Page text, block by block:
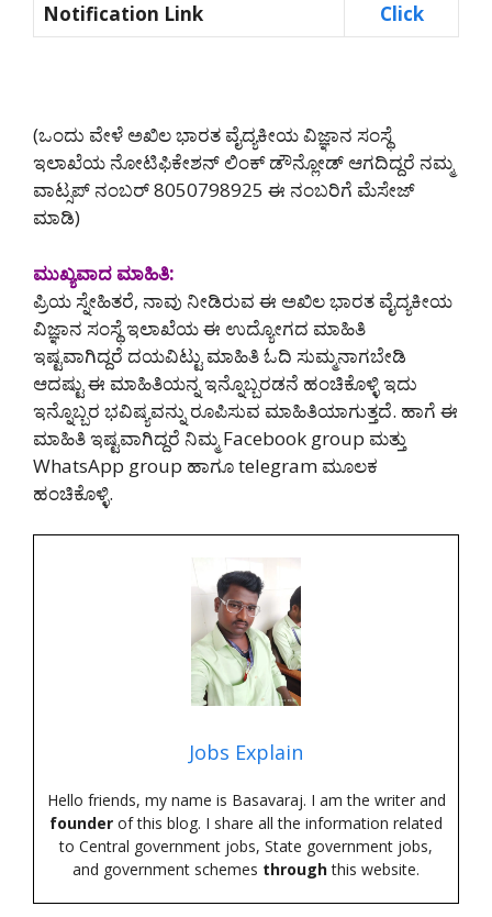
Notification Link
Click
(ಒಂದು ವೇಳೆ ಅಖಿಲ ಭಾರತ ವೈದ್ಯಕೀಯ ವಿಜ್ಞಾನ ಸಂಸ್ಥೆ
ಇಲಾಖೆಯ ನೋಟಿಫಿಕೇಶನ್ ಲಿಂಕ್ ಡೌನ್ಲೋಡ್ ಆಗದಿದ್ದರೆ ನಮ್ಮ
ವಾಟ್ಸಪ್ ನಂಬರ್ 8050798925‌ ಈ ನಂಬರಿಗೆ ಮೆಸೇಜ್
ಮಾಡಿ)
ಮುಖ್ಯವಾದ ಮಾಹಿತಿ:
ಪ್ರಿಯ ಸ್ನೇಹಿತರೆ, ನಾವು ನೀಡಿರುವ ಈ ಅಖಿಲ ಭಾರತ ವೈದ್ಯಕೀಯ
ವಿಜ್ಞಾನ ಸಂಸ್ಥೆ ಇಲಾಖೆಯ ಈ ಉದ್ಯೋಗದ ಮಾಹಿತಿ
ಇಷ್ಟವಾಗಿದ್ದರೆ ದಯವಿಟ್ಟು ಮಾಹಿತಿ ಓದಿ ಸುಮ್ಮನಾಗಬೇಡಿ
ಆದಷ್ಟು ಈ ಮಾಹಿತಿಯನ್ನ ಇನ್ನೊಬ್ಬರಡನೆ ಹಂಚಿಕೊಳ್ಳಿ ಇದು
ಇನ್ನೊಬ್ಬರ ಭವಿಷ್ಯವನ್ನು ರೂಪಿಸುವ ಮಾಹಿತಿಯಾಗುತ್ತದೆ. ಹಾಗೆ ಈ
ಮಾಹಿತಿ ಇಷ್ಟವಾಗಿದ್ದರೆ ನಿಮ್ಮ Facebook group ಮತ್ತು
WhatsApp group ಹಾಗೂ telegram ಮೂಲಕ
ಹಂಚಿಕೊಳ್ಳಿ.
Jobs Explain
Hello friends, my name is Basavaraj. I am the writer and
founder of this blog. I share all the information related
to Central government jobs, State government jobs,
and government schemes throughthis website.